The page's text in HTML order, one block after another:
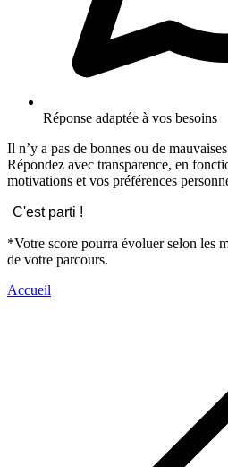
Réponse adaptée à vos besoins
Il n’y a pas de bonnes ou de
Répondez avec transparence, en
motivations et vos préférences
C'est parti !
*Votre score pourra évoluer selon les
de votre parcours.
Accueil